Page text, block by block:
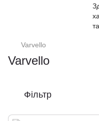
Varvello
Varvello
Фільтр